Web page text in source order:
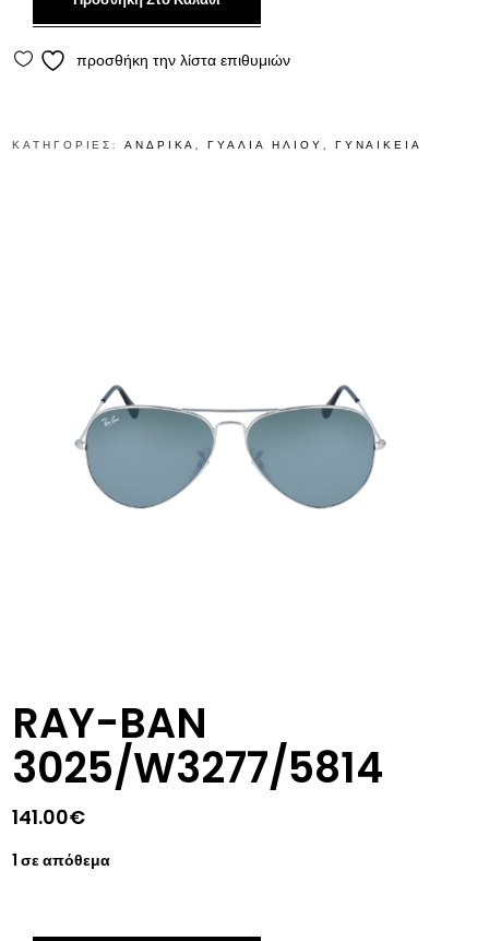
προσθήκη την λίστα επιθυμιών
ΚΑΤΗΓΟΡΊΕΣ:ΑΝΔΡΙΚΆ,ΓΥΑΛΙΑ ΗΛΙΟΥ , ΓΥΝΑΙΚΕΊΑ
RAY-BAN
3025/W3277/5814
141.00€
1 σε απόθεμα